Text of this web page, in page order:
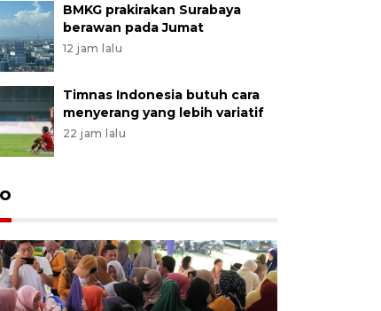
BMKG prakirakan Surabaya
berawan pada Jumat
12 jam lalu
Timnas Indonesia butuh cara
menyerang yang lebih variatif
22 jam lalu